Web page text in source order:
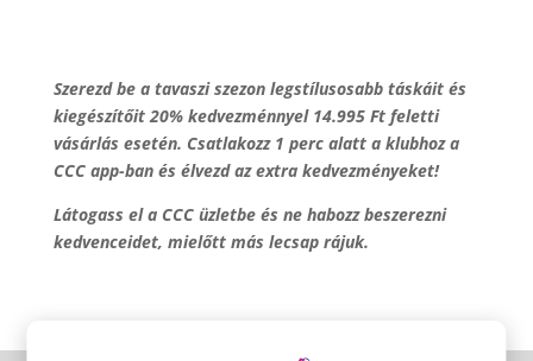
Szerezd be a tavaszi szezon legstílusosabb táskáit és
kiegészítőit 20% kedvezménnyel 14.995 Ft feletti
vásárlás esetén. Csatlakozz 1 perc alatt a klubhoz a
CCC app-ban és élvezd az extra kedvezményeket!
Látogass el a CCC üzletbe és ne habozz beszerezni
kedvenceidet, mielőtt más lecsap rájuk.